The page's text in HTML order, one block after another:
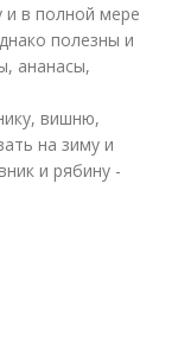
в полной мере
полезны и
ананасы,
вишню,
на зиму и
и рябину -